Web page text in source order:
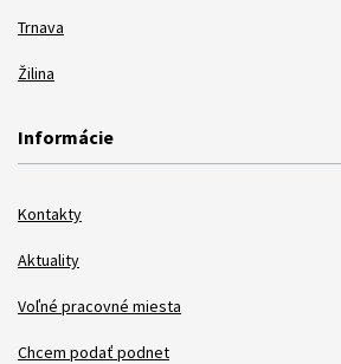
Trnava
Žilina
Informácie
Kontakty
Aktuality
Voľné pracovné miesta
Chcem podať podnet